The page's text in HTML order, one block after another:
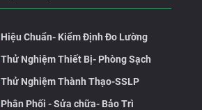
Hiệu Chuẩn- Kiểm Định Đo Lường
Thử Nghiệm Thiết Bị- Phòng Sạch
Thử Nghiệm Thành Thạo-SSLP
Phân Phối - Sửa chữa- Bảo Trì